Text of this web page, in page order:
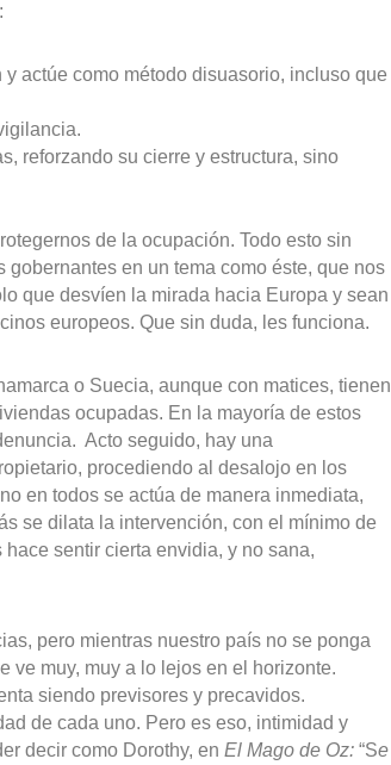
actúe como método disuasorio, incluso que
reforzando su cierre y estructura, sino
de la ocupación. Todo esto sin
en un tema como éste, que nos
que desvíen la mirada hacia Europa y sean
europeos. Que sin duda, les funciona.
o Suecia, aunque con matices, tienen
ocupadas. En la mayoría de estos
Acto seguido, hay una
procediendo al desalojo en los
en todos se actúa de manera inmediata,
se dilata la intervención, con el mínimo de
sentir cierta envidia, y no sana,
pero mientras nuestro país no se ponga
ve muy, muy a lo lejos en el horizonte.
siendo previsores y precavidos.
de cada uno. Pero es eso, intimidad y
decir como Dorothy, en El Mago de Oz: “Se